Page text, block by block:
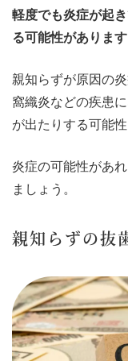
軽度でも炎症が起
る可能性があります
親知らずが原因の
窩織炎などの疾患
が出たりする可能
炎症の可能性があ
ましょう。
親知らずの抜